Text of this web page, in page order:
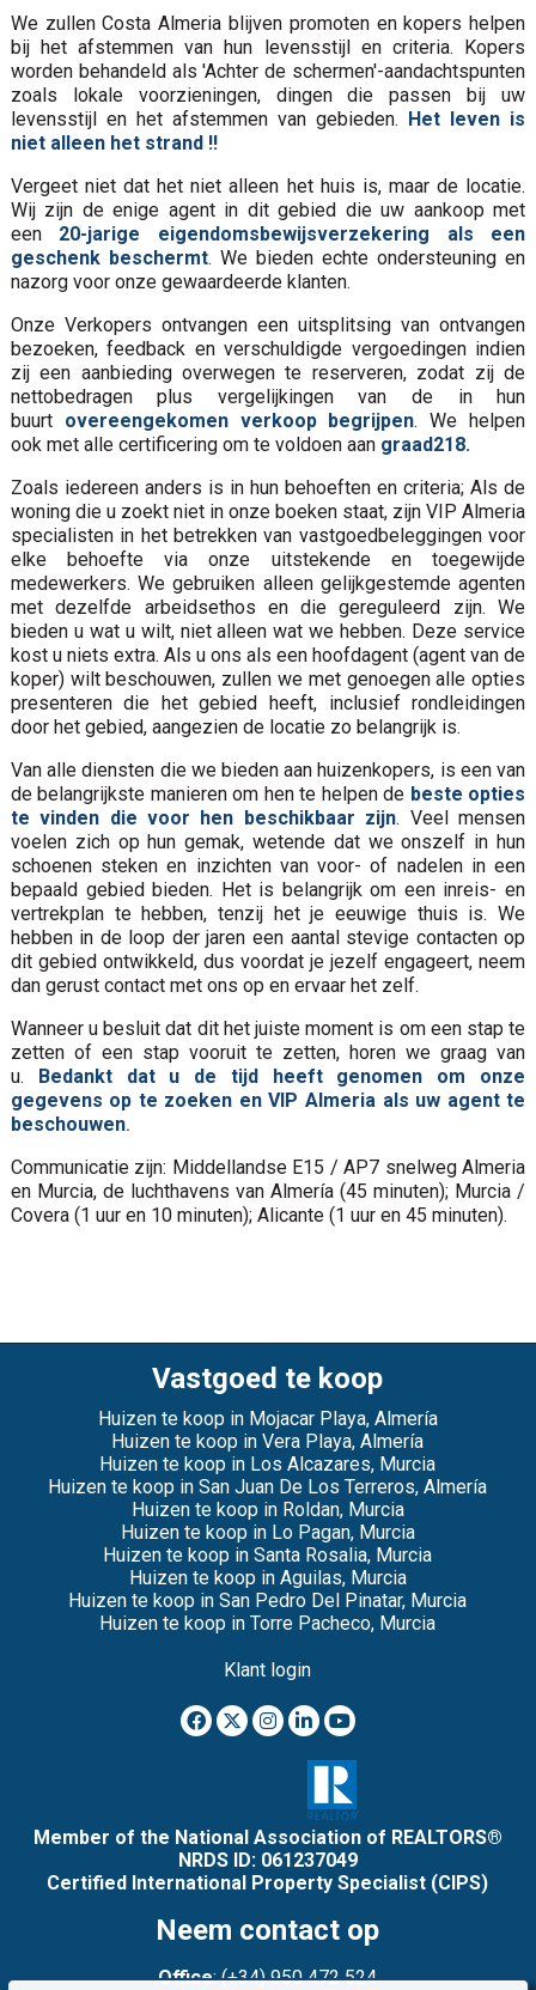
We zullen Costa Almeria blijven promoten en kopers helpen
bij het afstemmen van hun levensstijl en criteria. Kopers
worden behandeld als 'Achter de schermen'-aandachtspunten
zoals lokale voorzieningen, dingen die passen bij uw
levensstijl en het afstemmen van gebieden. Het leven is
niet alleen het strand !!
Vergeet niet dat het niet alleen het huis is, maar de locatie.
Wij zijn de enige agent in dit gebied die uw aankoop met
een 20-jarige eigendomsbewijsverzekering als een
geschenk beschermt. We bieden echte ondersteuning en
nazorg voor onze gewaardeerde klanten.
Onze Verkopers ontvangen een uitsplitsing van ontvangen
bezoeken, feedback en verschuldigde vergoedingen indien
zij een aanbieding overwegen te reserveren, zodat zij de
nettobedragen plus vergelijkingen van de in hun
buurt overeengekomen verkoop begrijpen. We helpen
ook met alle certificering om te voldoen aan graad218.
Zoals iedereen anders is in hun behoeften en criteria; Als de
woning die u zoekt niet in onze boeken staat, zijn VIP Almeria
specialisten in het betrekken van vastgoedbeleggingen voor
elke behoefte via onze uitstekende en toegewijde
medewerkers. We gebruiken alleen gelijkgestemde agenten
met dezelfde arbeidsethos en die gereguleerd zijn. We
bieden u wat u wilt, niet alleen wat we hebben. Deze service
kost u niets extra. Als u ons als een hoofdagent (agent van de
koper) wilt beschouwen, zullen we met genoegen alle opties
presenteren die het gebied heeft, inclusief rondleidingen
door het gebied, aangezien de locatie zo belangrijk is.
Van alle diensten die we bieden aan huizenkopers, is een van
de belangrijkste manieren om hen te helpen de beste opties
te vinden die voor hen beschikbaar zijn. Veel mensen
voelen zich op hun gemak, wetende dat we onszelf in hun
schoenen steken en inzichten van voor- of nadelen in een
bepaald gebied bieden. Het is belangrijk om een inreis- en
vertrekplan te hebben, tenzij het je eeuwige thuis is. We
hebben in de loop der jaren een aantal stevige contacten op
dit gebied ontwikkeld, dus voordat je jezelf engageert, neem
dan gerust contact met ons op en ervaar het zelf.
Wanneer u besluit dat dit het juiste moment is om een stap te
zetten of een stap vooruit te zetten, horen we graag van
u. Bedankt dat u de tijd heeft genomen om onze
gegevens op te zoeken en VIP Almeria als uw agent te
beschouwen.
Communicatie zijn: Middellandse E15 / AP7 snelweg Almeria
en Murcia, de luchthavens van Almería (45 minuten); Murcia /
Covera (1 uur en 10 minuten); Alicante (1 uur en 45 minuten).
Vastgoed te koop
Huizen te koop in Mojacar Playa, Almería
Huizen te koop in Vera Playa, Almería
Huizen te koop in Los Alcazares, Murcia
Huizen te koop in San Juan De Los Terreros, Almería
Huizen te koop in Roldan, Murcia
Huizen te koop in Lo Pagan, Murcia
Huizen te koop in Santa Rosalia, Murcia
Huizen te koop in Aguilas, Murcia
Huizen te koop in San Pedro Del Pinatar, Murcia
Huizen te koop in Torre Pacheco, Murcia
Klant login
Member of the National Association of REALTORS®
NRDS ID: 061237049
Certified International Property Specialist (CIPS)
Neem contact op
Office: (+34) 950 472 524